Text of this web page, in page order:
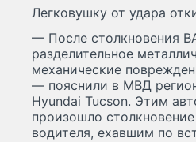
Легковушку от удара
— После столкновения
разделительное
механические
— пояснили в МВД
Hyundai Tucson. Этим
произошло
водителя, ехавшим по